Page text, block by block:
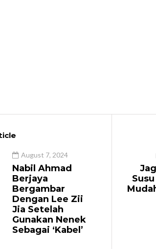
August 7, 2024
Nabil Ahmad
Berjaya
Bergambar
Dengan Lee Zii
Jia Setelah
Gunakan Nenek
Sebagai ‘Kabel’